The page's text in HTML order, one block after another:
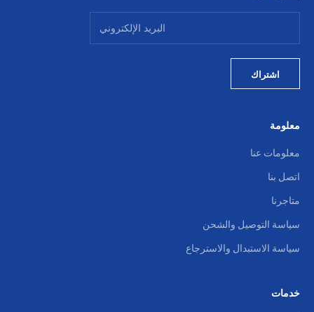
اشتراك
معلومة
معلومات عنا
اتصل بنا
متاجرنا
سياسة التوصيل والشحن
سياسة الاستبدال والاسترجاع
خدمات